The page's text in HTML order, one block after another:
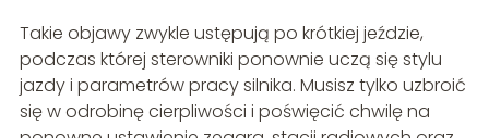
Takie objawy zwykle ustępują po krótkiej jeździe,
podczas której sterowniki ponownie uczą się stylu
jazdy i parametrów pracy silnika. Musisz tylko uzbroić
się w odrobinę cierpliwości i poświęcić chwilę na